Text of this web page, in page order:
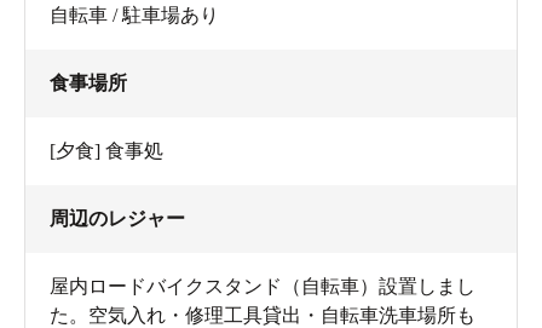
自転車 / 駐車場あり
食事場所
[夕食] 食事処
周辺のレジャー
屋内ロードバイクスタンド（自転車）設置しまし
た。空気入れ・修理工具貸出・自転車洗車場所も